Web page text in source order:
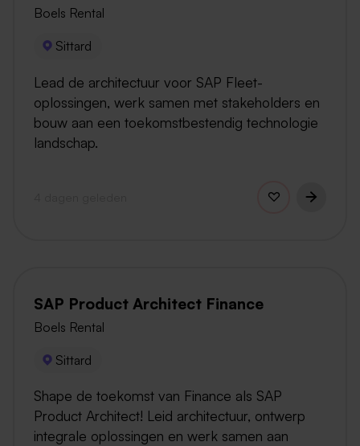
Boels Rental
Sittard
Lead de architectuur voor SAP Fleet-
oplossingen, werk samen met stakeholders en
bouw aan een toekomstbestendig technologie
landschap.
SAP Product Architect Finance
Boels Rental
Sittard
Shape de toekomst van Finance als SAP
Product Architect! Leid architectuur, ontwerp
integrale oplossingen en werk samen aan